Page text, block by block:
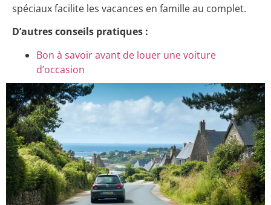
spéciaux facilite les vacances en famille au complet.
D’autres conseils pratiques :
Bon à savoir avant de louer une voiture
d’occasion